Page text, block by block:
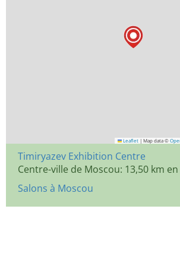
Leaflet | Map data ©
Timiryazev Exhibition Centre
Centre-ville de Moscou: 13,50 km
Salons à Moscou